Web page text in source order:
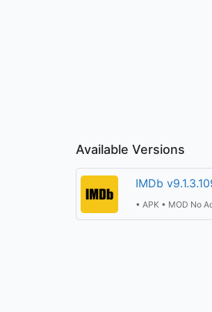
Available Versions
IMDb
• APK • MOD No